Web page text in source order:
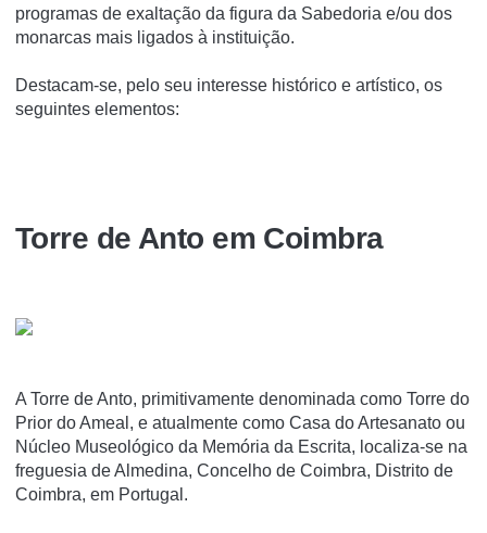
programas de exaltação da figura da Sabedoria e/ou dos
monarcas mais ligados à instituição.
Destacam-se, pelo seu interesse histórico e artístico, os
seguintes elementos:
Torre de Anto em Coimbra
A Torre de Anto, primitivamente denominada como Torre do
Prior do Ameal, e atualmente como Casa do Artesanato ou
Núcleo Museológico da Memória da Escrita, localiza-se na
freguesia de Almedina, Concelho de Coimbra, Distrito de
Coimbra, em Portugal.